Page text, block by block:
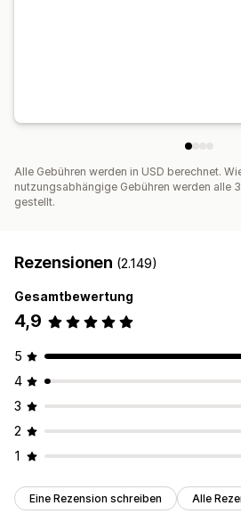
Alle Gebühren werden in USD berechnet.
nutzungsabhängige Gebühren werden alle
gestellt.
Rezensionen (2.149)
Gesamtbewertung
4,9
5
4
3
2
1
Eine Rezension schreiben Alle